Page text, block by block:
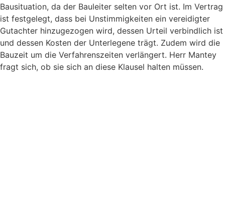
Bausituation, da der Bauleiter selten vor Ort ist. Im Vertrag
ist festgelegt, dass bei Unstimmigkeiten ein vereidigter
Gutachter hinzugezogen wird, dessen Urteil verbindlich ist
und dessen Kosten der Unterlegene trägt. Zudem wird die
Bauzeit um die Verfahrenszeiten verlängert. Herr Mantey
fragt sich, ob sie sich an diese Klausel halten müssen.